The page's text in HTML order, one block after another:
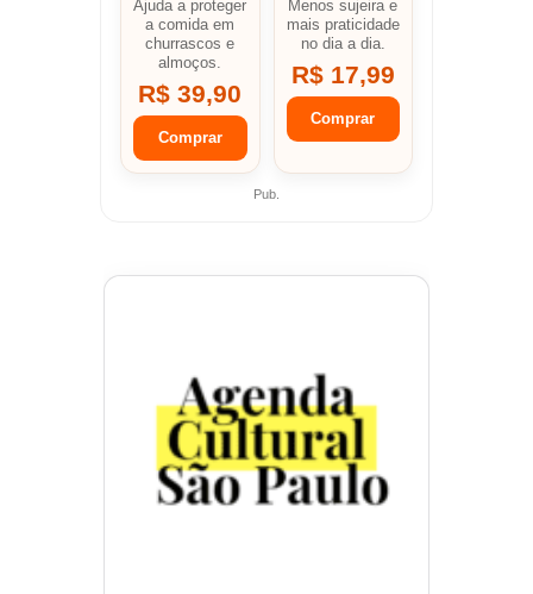
Ajuda a proteger
a comida em
churrascos e
almoços.
R$ 39,90
Comprar
Menos sujeira e
mais praticidade
no dia a dia.
R$ 17,99
Comprar
Pub.